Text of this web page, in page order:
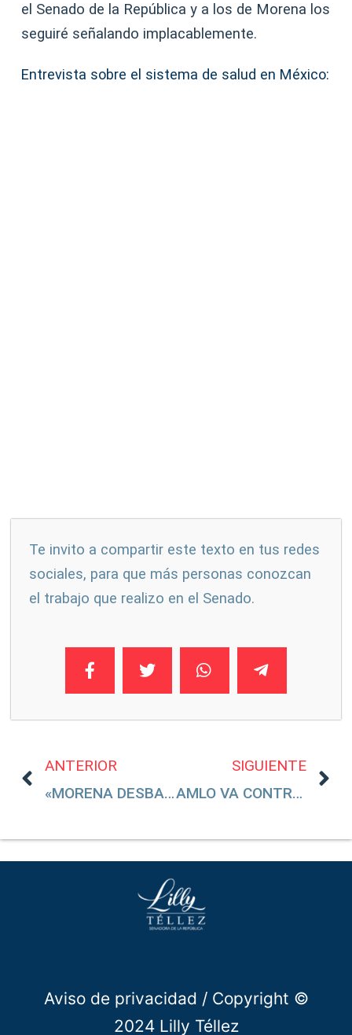
el Senado de la República y a los de Morena los
seguiré señalando implacablemente.
Entrevista sobre el sistema de salud en México:
Te invito a compartir este texto en tus redes
sociales, para que más personas conozcan
el trabajo que realizo en el Senado.
ANTERIOR
«MORENA DESBARATÓ EL SISTEMA DE SALUD»
SIGUIENTE
AMLO VA CONTRA QUIENES USAN EL MICRÓFONO Y NO CONTRA QUIENES USAN LAS ARMAS
Aviso de privacidad / Copyright ©
2024 Lilly Téllez